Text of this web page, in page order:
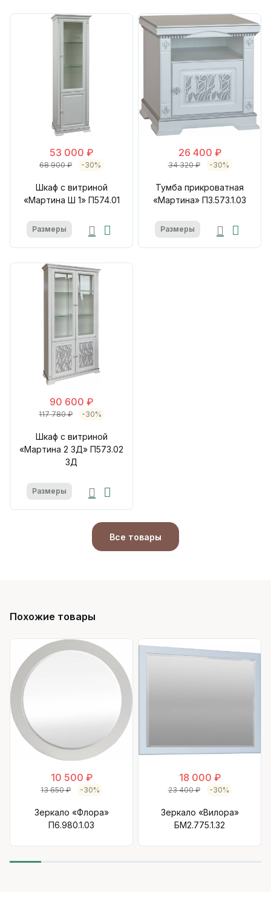
53 000 ₽
68 900 ₽ -30%
Шкаф с витриной
«Мартина Ш 1» П574.01
Размеры
26 400 ₽
34 320 ₽ -30%
Тумба прикроватная
«Мартина» П3.573.1.03
Размеры
90 600 ₽
117 780 ₽ -30%
Шкаф с витриной
«Мартина 2 3Д» П573.02
3Д
Размеры
Все товары
Похожие товары
10 500 ₽
13 650 ₽ -30%
Зеркало «Флора»
П6.980.1.03
18 000 ₽
23 400 ₽ -30%
Зеркало «Вилора»
БМ2.775.1.32